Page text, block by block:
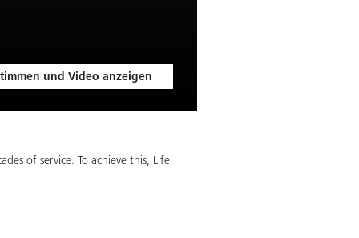
und Video anzeigen
of service. To achieve this, Life